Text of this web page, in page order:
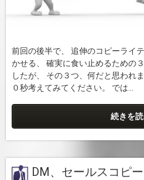
前回の後半で、 追伸のコピーライ
かせる、 確実に食い止めるための
したが、 その３つ、何だと思われ
０秒考えてみてください。 では...
続きを
DM、セールスコピ